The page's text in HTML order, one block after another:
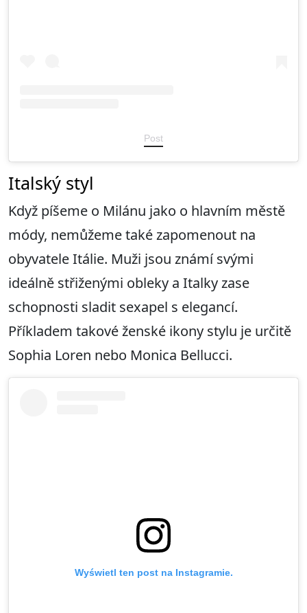
Post
Italský styl
Když píšeme o Milánu jako o hlavním městě
módy, nemůžeme také zapomenout na
obyvatele Itálie. Muži jsou známí svými
ideálně střiženými obleky a Italky zase
schopnosti sladit sexapel s elegancí.
Příkladem takové ženské ikony stylu je určitě
Sophia Loren nebo Monica Bellucci.
Wyświetl ten post na Instagramie.